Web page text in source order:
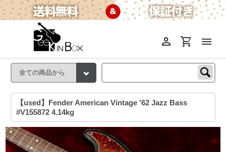
menu
shopping_cart
person
【used】Fender American Vintage '62 Jazz Bass
#V155872 4.14kg